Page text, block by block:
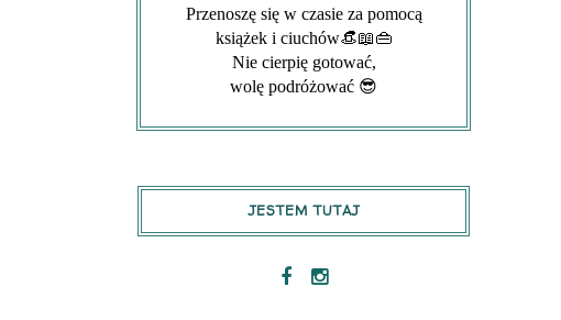
Przenoszę się w czasie za pomocą
książek i ciuchów👒📖👜
Nie cierpię gotować,
wolę podróżować 😎
JESTEM TUTAJ